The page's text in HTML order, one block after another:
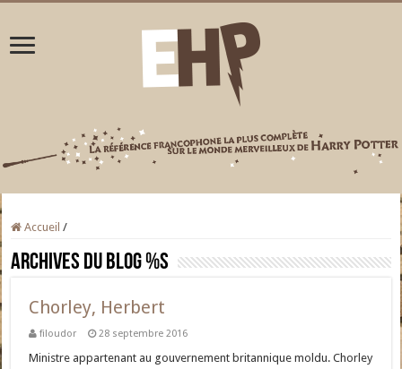
Accueil /
Archives du blog%s
Chorley, Herbert
filoudor 28 septembre 2016
Ministre appartenant au gouvernement britannique moldu. Chorley